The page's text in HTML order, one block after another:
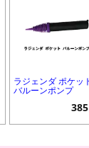
ラジェンダ ポケッ
バルーンポンプ